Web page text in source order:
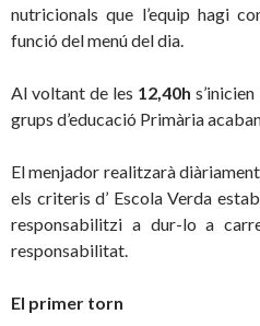
nutricionals que l’equip hagi
funció del menú del dia.
Al voltant de les 12,40h
grups d’educació Primària
El menjador realitzarà
els criteris d’ Escola Verda
responsabilitzi a dur-lo a
responsabilitat.
El primer torn